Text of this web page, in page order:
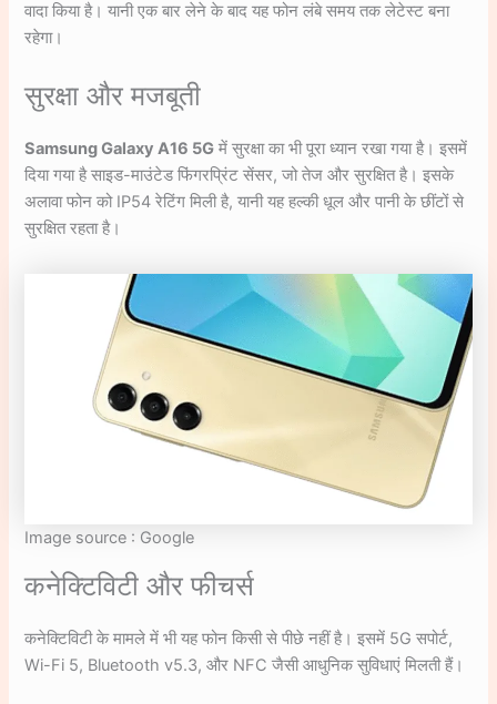
वादा किया है। यानी एक बार लेने के बाद यह फोन लंबे समय तक लेटेस्ट बना
रहेगा।
सुरक्षा और मजबूती
Samsung Galaxy A16 5G में सुरक्षा का भी पूरा ध्यान रखा गया है। इसमें
दिया गया है साइड-माउंटेड फिंगरप्रिंट सेंसर, जो तेज और सुरक्षित है। इसके
अलावा फोन को IP54 रेटिंग मिली है, यानी यह हल्की धूल और पानी के छींटों से
सुरक्षित रहता है।
Image source : Google
कनेक्टिविटी और फीचर्स
कनेक्टिविटी के मामले में भी यह फोन किसी से पीछे नहीं है। इसमें 5G सपोर्ट,
Wi-Fi 5, Bluetooth v5.3, और NFC जैसी आधुनिक सुविधाएं मिलती हैं।